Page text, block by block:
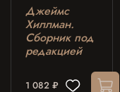
Джеймс
Хиллман.
Cборник под
редакцией
1 082 ₽